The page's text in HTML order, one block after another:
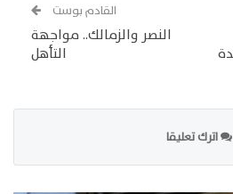
القادم بوست
النصر والزمالك.. مواجهة
التأهل
اترك تعليقا